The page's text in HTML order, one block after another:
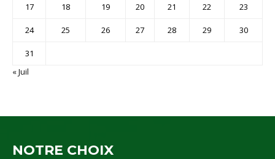
17 18 19 20 21 22 23
24 25 26 27 28 29 30
31
« Juil
NOTRE CHOIX